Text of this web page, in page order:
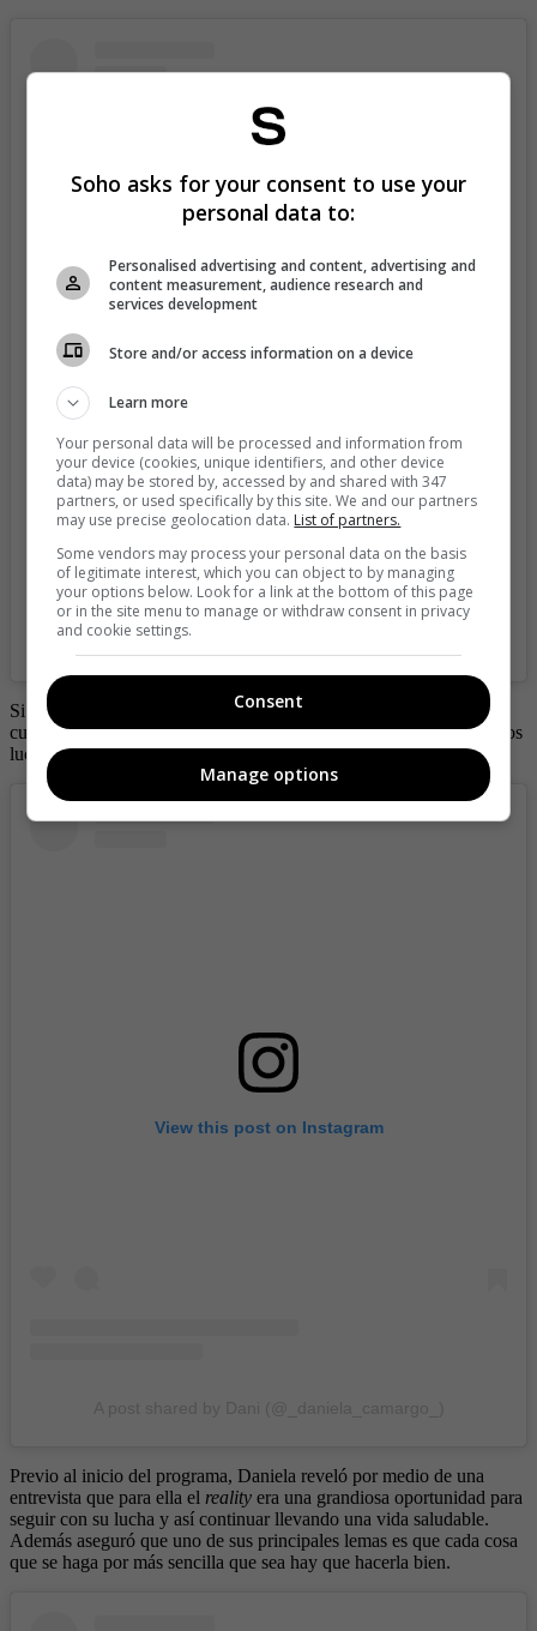
View this post on Instagram
A post shared by Dani (@_daniela_camargo_)
Si damos un vistazo en el Instagram de Dani, podemos darnos
cuenta de que su cambio físico ha sido notorio, en las primeras fotos
luce muy bella pero su cuerpo no está tonificado como ahora.
View this post on Instagram
Previo al inicio del programa, Daniela reveló por medio de una
entrevista que para ella el reality era una grandiosa oportunidad para
seguir con su lucha y así continuar llevando una vida saludable.
Además aseguró que uno de sus principales lemas es que cada cosa
que se haga por más sencilla que sea hay que hacerla bien.
Soho asks for your consent to use your
personal data to:
Personalised advertising and content, advertising and
content measurement, audience research and
services development
Store and/or access information on a device
Learn more
Your personal data will be processed and information from
your device (cookies, unique identifiers, and other device
data) may be stored by, accessed by and shared with 347
partners, or used specifically by this site. We and our partners
may use precise geolocation data. List of partners.
Some vendors may process your personal data on the basis
of legitimate interest, which you can object to by managing
your options below. Look for a link at the bottom of this page
or in the site menu to manage or withdraw consent in privacy
and cookie settings.
Consent
Manage options